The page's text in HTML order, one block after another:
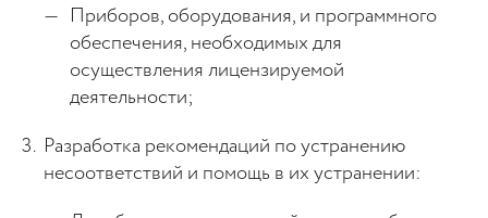
Приборов, оборудования, и программного
обеспечения, необходимых для
осуществления лицензируемой
деятельности;
Разработка рекомендаций по устранению
несоответствий и помощь в их устранении: